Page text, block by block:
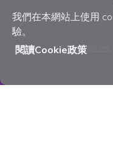
我們在本網站上使用
驗。
閱讀Cookie政策
©Wellness Pet